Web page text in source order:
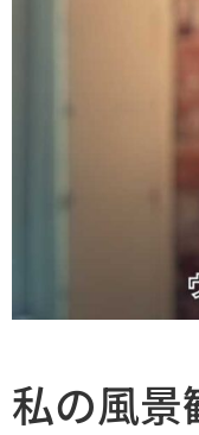
私の風景